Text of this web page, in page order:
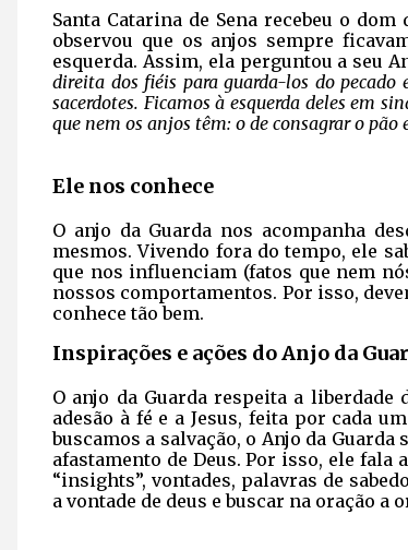
Santa Catarina de Sena recebeu o
observou que os anjos sempre
esquerda. Assim, ela perguntou a seu
direita dos fiéis para guarda-los do pecado
sacerdotes. Ficamos à esquerda deles em
que nem os anjos têm: o de consagrar o
Ele nos conhece
O anjo da Guarda nos acompanha
mesmos. Vivendo fora do tempo, ele
que nos influenciam (fatos que nem
nossos comportamentos. Por isso,
conhece tão bem.
Inspirações e ações do Anjo da
O anjo da Guarda respeita a
adesão à fé e a Jesus, feita por cada
buscamos a salvação, o Anjo da
afastamento de Deus. Por isso, ele
“insights”, vontades, palavras de
a vontade de deus e buscar na oração a